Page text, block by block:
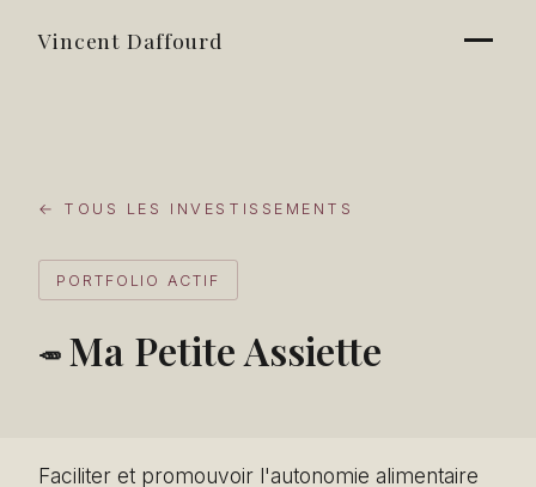
Vincent Daffourd
← TOUS LES INVESTISSEMENTS
PORTFOLIO ACTIF
🥕 Ma Petite Assiette
Faciliter et promouvoir l'autonomie alimentaire